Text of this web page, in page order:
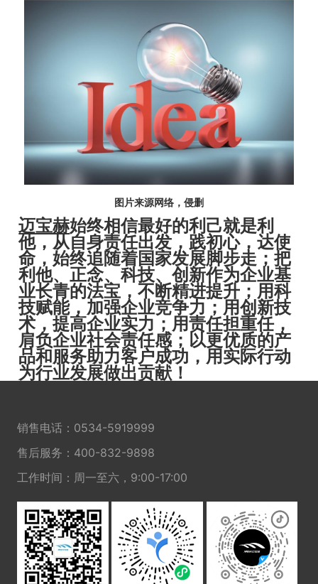
图片来源网络，侵删
迈宝赫始终相信最好的利己就是利
他，从自身责任出发，践初心，达使
命，始终追随着国家发展脚步走；把
利他、正念、科技、创新作为企业基
业长青的法宝，不断精进提升；用科
技赋能，加强企业竞争力；用创新技
术，提高企业实力；用责任担重任，
肩负企业社会责任感；以更优质的产
品和服务助力客户成功，用实际行动
为行业发展做出贡献！
销售电话： 0534-5919999
售后服务： 400-832-9898
工作时间：周一至六，9:00-17:00